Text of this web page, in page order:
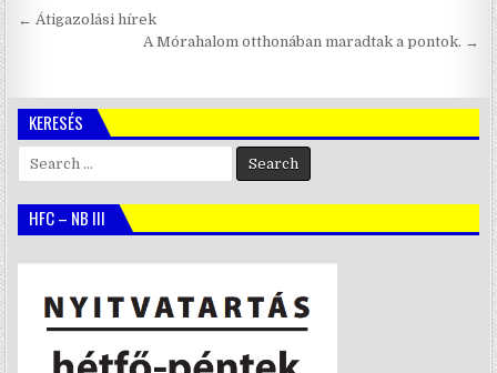
Bejegyzés
navigáció
← Átigazolási hírek
A Mórahalom otthonában maradtak a pontok. →
KERESÉS
HFC – NB III